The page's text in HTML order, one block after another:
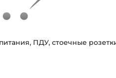
ПДУ, стоечные